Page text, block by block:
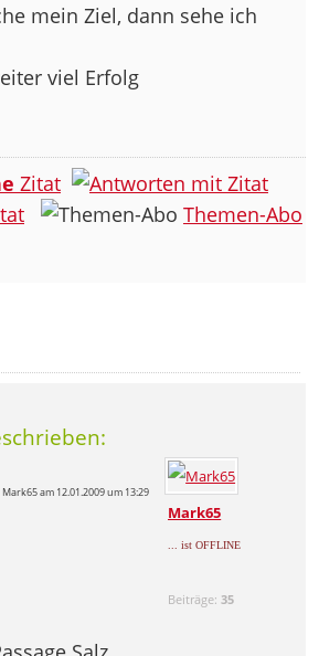
mein Ziel, dann sehe ich
viel Erfolg
Zitat
Themen-Abo
Mark65
... ist OFFLINE
Beiträge:35
am 12.01.2009 um 13:29